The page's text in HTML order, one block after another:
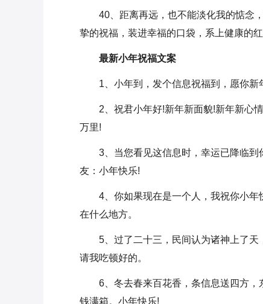
40、距离再远，也不能淡化我的惦念
挚的祝福，装进幸福的口袋，系上健康的
最新小年祝福文案
1、小年到，发个信息祝福到，愿你
2、祝君小年好!新年新面貌!新年新心
万里!
3、当您看见这信息时，幸运已降临
友：小年快乐!
4、你如果现在是一个人，我祝你小
在什么地方。
5、过了二十三，民间认为诸神上了
请我吃顿好的。
6、冬去春来百花香，条信息送四方
钱满箱。小年快乐!